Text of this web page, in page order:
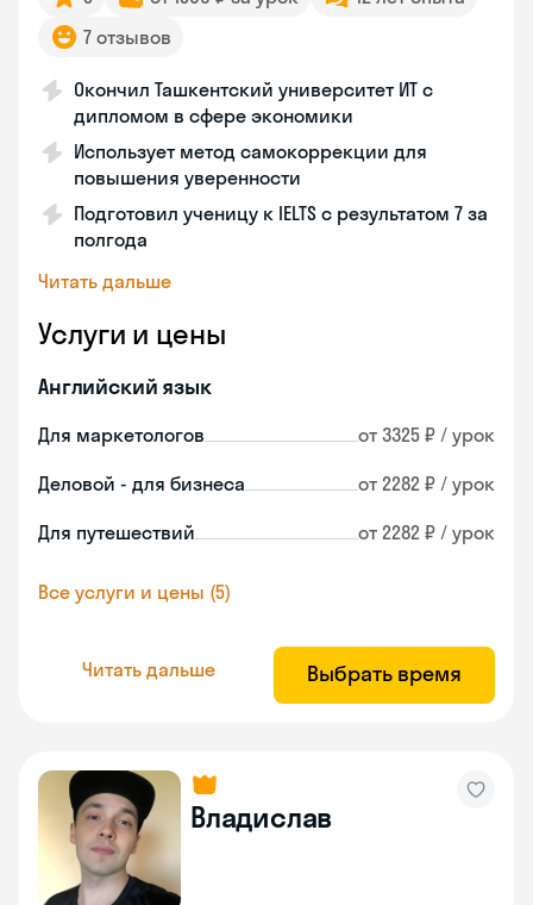
7 отзывов
Окончил Ташкентский университет ИТ с
дипломом в сфере экономики
Использует метод самокоррекции для
повышения уверенности
Подготовил ученицу к IELTS с результатом 7 за
полгода
Читать дальше
Услуги и цены
Английский язык
Для маркетологов от 3325 ₽ / урок
Деловой - для бизнеса от 2282 ₽ / урок
Для путешествий от 2282 ₽ / урок
Все услуги и цены (5)
Читать дальше Выбрать время
Владислав